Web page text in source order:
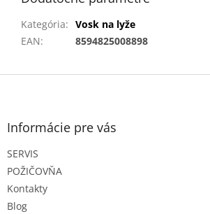
Kategória: Vosk na lyže
EAN: 8594825008898
Z
Informácie pre vás
SERVIS
POŽIČOVŇA
Kontakty
Blog